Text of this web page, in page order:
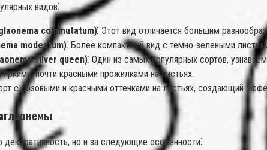
видов⁚
commutatum)⁚ Этот вид отличается большим
modestum)⁚ Более компактный вид с темно-зелеными
silver queen)⁚ Один из самых популярных сортов,
яркими, почти красными прожилками на листьях.
с розовыми и красными оттенками на листьях, создающий
но и за следующие особенности⁚